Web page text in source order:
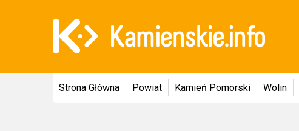
Strona Główna Powiat Kamień Pomorski Wolin